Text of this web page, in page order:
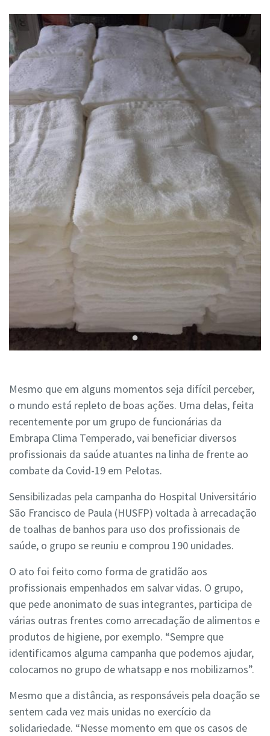
Mesmo que em alguns momentos seja difícil perceber,
o mundo está repleto de boas ações. Uma delas, feita
recentemente por um grupo de funcionárias da
Embrapa Clima Temperado, vai beneficiar diversos
profissionais da saúde atuantes na linha de frente ao
combate da Covid-19 em Pelotas.
Sensibilizadas pela campanha do Hospital Universitário
São Francisco de Paula (HUSFP) voltada à arrecadação
de toalhas de banhos para uso dos profissionais de
saúde, o grupo se reuniu e comprou 190 unidades.
O ato foi feito como forma de gratidão aos
profissionais empenhados em salvar vidas. O grupo,
que pede anonimato de suas integrantes, participa de
várias outras frentes como arrecadação de alimentos e
produtos de higiene, por exemplo. “Sempre que
identificamos alguma campanha que podemos ajudar,
colocamos no grupo de whatsapp e nos mobilizamos”.
Mesmo que a distância, as responsáveis pela doação se
sentem cada vez mais unidas no exercício da
solidariedade. “Nesse momento em que os casos de